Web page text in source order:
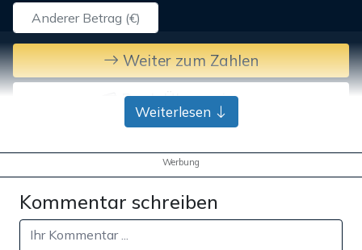
Weiter zum Zahlen
Bank-Überweisung
Weiterlesen
Werbung
Kommentar schreiben